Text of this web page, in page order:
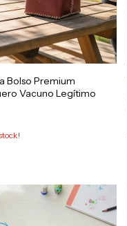
Bolso Premium
Vacuno Legítimo